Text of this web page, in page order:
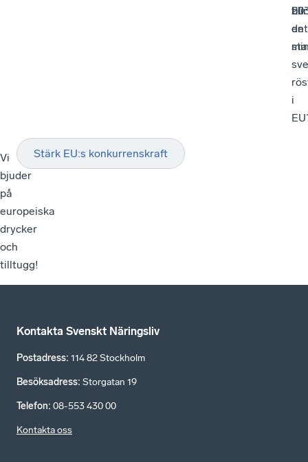
till
en
i
blir
det
Vi
bjuder
på
europeiska
drycker
och
tilltugg!
Stärk EU:s konkurrenskraft
Kontakta Svenskt Näringsliv
Postadress: 114 82 Stockholm
Besöksadress: Storgatan 19
Telefon: 08-553 430 00
Kontakta oss